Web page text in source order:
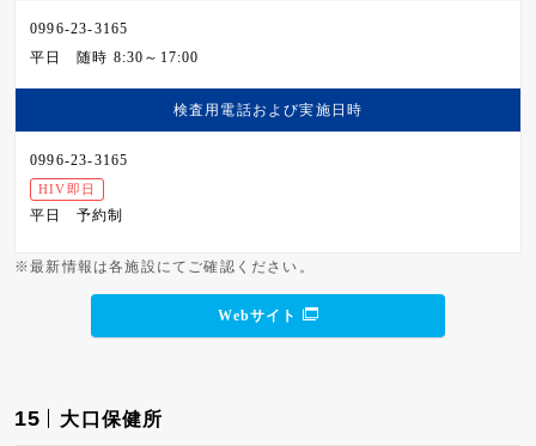
0996-23-3165
平日
随時 8:30～17:00
検査用電話および実施日時
0996-23-3165
HIV即日
平日 予約制
※最新情報は各施設にてご確認ください。
Webサイト
15 大口保健所